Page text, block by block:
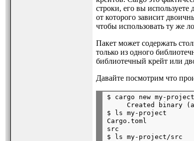
строки, его вы
от которого зависит
чтобы использовать ту же
Пакет может содержать
только из одного
библиотечный крейт или
Давайте посмотрим что
$ cargo new my-project
Created binary
$ ls my-project
Cargo.toml
src
$ ls my-project/src